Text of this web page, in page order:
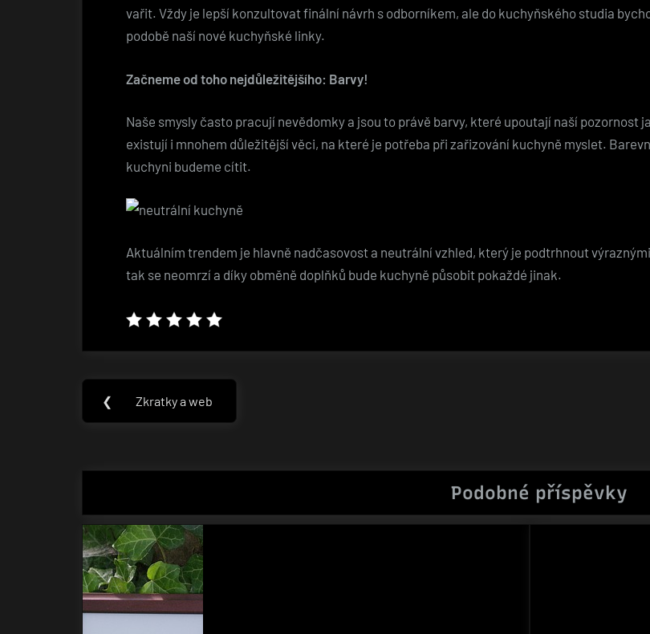
vařit. Vždy je lepší konzultovat finální návrh s odborníkem, ale do kuchyňského studia
podobě naší nové kuchyňské linky.
Začneme od toho nejdůležitějšího: Barvy!
Naše smysly často pracují nevědomky a jsou to právě barvy, které upoutají naší pozornost
existují i mnohem důležitější věci, na které je potřeba při zařizování kuchyně myslet.
kuchyni budeme cítit.
Aktuálním trendem je hlavně nadčasovost a neutrální vzhled, který je podtrhnout
tak se neomrzí a díky obměně doplňků bude kuchyně působit pokaždé jinak.
Navigace
pro
❮
Previous
Zkratky a web
Podobné příspěvky